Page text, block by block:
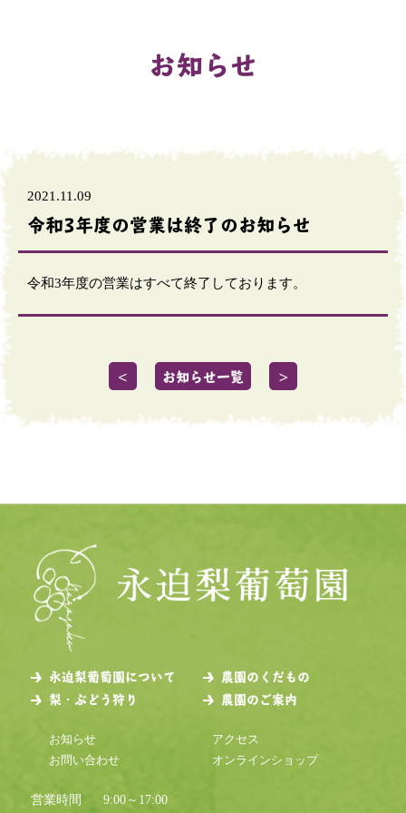
お知らせ
2021.11.09
令和3年度の営業は終了のお知らせ
令和3年度の営業はすべて終了しております。
＜ お知らせ一覧 ＞
永迫梨葡萄園について
農園のくだもの
梨・ぶどう狩り
農園のご案内
お知らせ
アクセス
お問い合わせ
オンラインショップ
営業時間 9:00～17:00